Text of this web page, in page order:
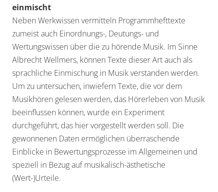
einmischt
Neben Werkwissen vermitteln Programmhefttexte
zumeist auch Einordnungs-, Deutungs- und
Wertungswissen über die zu hörende Musik. Im Sinne
Albrecht Wellmers, können Texte dieser Art auch als
sprachliche Einmischung in Musik verstanden werden.
Um zu untersuchen, inwiefern Texte, die vor dem
Musikhören gelesen werden, das Hörerleben von Musik
beeinflussen können, wurde ein Experiment
durchgeführt, das hier vorgestellt werden soll. Die
gewonnenen Daten ermöglichen überraschende
Einblicke in Bewertungsprozesse im Allgemeinen und
speziell in Bezug auf musikalisch-ästhetische
(Wert-)Urteile.